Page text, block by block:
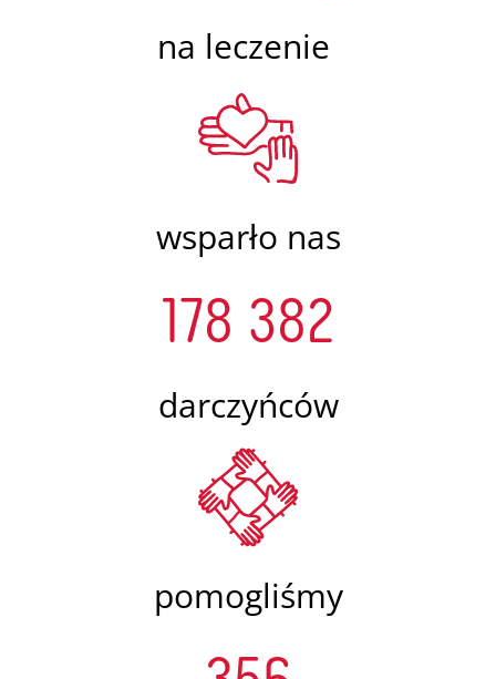
na leczenie
wsparło nas
178 382
darczyńców
pomogliśmy